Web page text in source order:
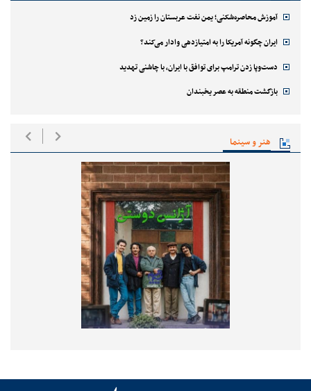
آموزش محاصره‌شکنی؛ یمن نفت عربستان را زمین زد
ایران چگونه آمریکا را به امتیازدهی وادار می‌کند؟
دست‌وپا زدن ترامپ برای توافق با ایران، با چاشنی تهدید
بازگشت منطقه به عصر یخبندان
هنر و سینما